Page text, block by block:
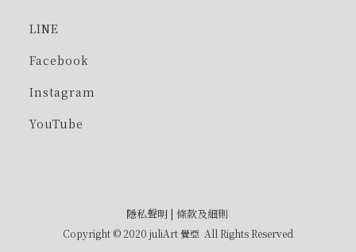
LINE
Facebook
Instagram
YouTube
隱私聲明 | 條款及細則
Copyright © 2020 juliArt 覺亞 All Rights Reserved